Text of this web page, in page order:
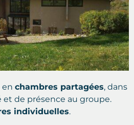
en chambres partagées, dans
de présence au groupe.
individuelles.